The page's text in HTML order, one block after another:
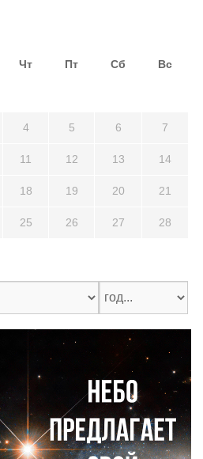
Чт Пт Сб Вс
4 5 6 7
11 12 13 14
18 19 20 21
25 26 27 28